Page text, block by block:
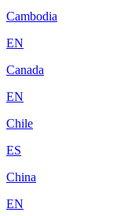
Cambodia
EN
Canada
EN
Chile
ES
China
EN